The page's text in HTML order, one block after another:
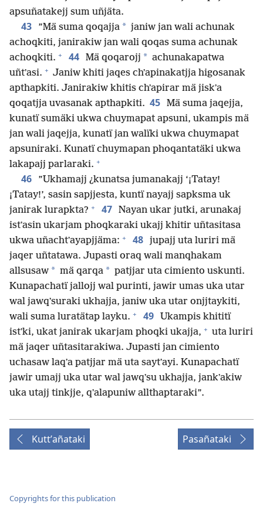
apsuñatakejj sum uñjäta.
43 ”Mä suma qoqajja * janiw jan wali achunak
achoqkiti, janirakiw jan wali qoqas suma achunak
achoqkiti. + 44 Mä qoqarojj * achunakapatwa
uñtʼasi. + Janiw khiti jaqes chʼapinakatjja higosanak
apthapkiti. Janirakiw khitis chʼapirar mä jiskʼa
qoqatjja uvasanak apthapkiti. 45 Mä suma jaqejja,
kunatï sumäki ukwa chuymapat apsuni, ukampis mä
jan wali jaqejja, kunatï jan walïki ukwa chuymapat
apsuniraki. Kunatï chuymapan phoqantatäki ukwa
lakapajj parlaraki. +
46
”Ukhamajj ¿kunatsa jumanakajj ‘¡Tatay!
¡Tatay!’, sasin sapjjesta, kuntï nayajj sapksma uk
janirak lurapkta? + 47 Nayan ukar jutki, arunakaj
istʼasin ukarjam phoqkaraki ukajj khitir uñtasitasa
ukwa uñachtʼayapjjäma: + 48 jupajj uta luriri mä
jaqer uñtatawa. Jupasti oraq wali manqhakam
allsusaw * mä qarqa * patjjar uta cimiento uskunti.
Kunapachatï jallojj wal purinti, jawir umas uka utar
wal jawqʼsuraki ukhajja, janiw uka utar onjjtaykiti,
wali suma luratätap layku. + 49
Ukampis khititï
istʼki, ukat janirak ukarjam phoqki ukajja, + uta luriri
mä jaqer uñtasitarakiwa. Jupasti jan cimiento
uchasaw laqʼa patjjar mä uta saytʼayi. Kunapachatï
jawir umajj uka utar wal jawqʼsu ukhajja, jankʼakiw
uka utajj tinkjje, qʼalapuniw allthaptaraki”.
Kuttʼañataki Pasañataki
Copyrights for this publication